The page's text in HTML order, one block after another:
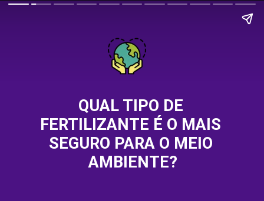
QUAL TIPO DE
FERTILIZANTE É O MAIS
SEGURO PARA O MEIO
AMBIENTE?